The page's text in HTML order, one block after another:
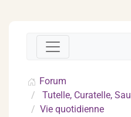
Forum
Tutelle, Curatelle,
Vie quotidienne